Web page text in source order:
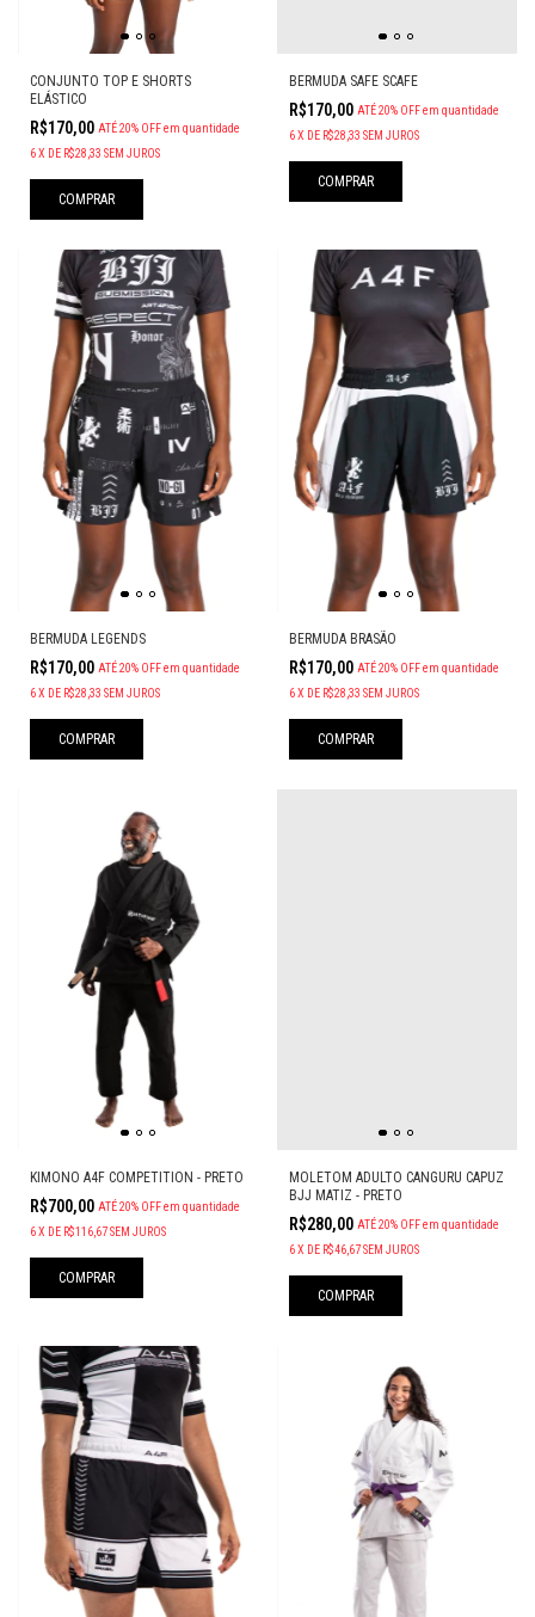
CONJUNTO TOP E SHORTS
ELÁSTICO
R$170,00 ATÉ 20% OFFem quantidade
6X DE R$28,33 SEM JUROS
COMPRAR
BERMUDA SAFE SCAFE
R$170,00 ATÉ 20% OFF em quantidade
6 X DE R$28,33 SEM JUROS
COMPRAR
BERMUDA LEGENDS
R$170,00 ATÉ 20% OFFem quantidade
6X DE R$28,33 SEM JUROS
COMPRAR
BERMUDA BRASÃO
R$170,00 ATÉ 20% OFF em quantidade
6 X DE R$28,33 SEM JUROS
COMPRAR
KIMONO A4F COMPETITION - PRETO
R$700,00 ATÉ 20% OFFem quantidade
6X DE R$116,67SEM JUROS
COMPRAR
MOLETOM ADULTO CANGURU CAPUZ
BJJ MATIZ - PRETO
R$280,00 ATÉ 20% OFF em quantidade
6 X DE R$46,67 SEM JUROS
COMPRAR